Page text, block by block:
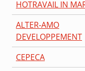
HOTRAVAIL IN
ALTER-AMO
DEVELOPPEMENT
CEPECA